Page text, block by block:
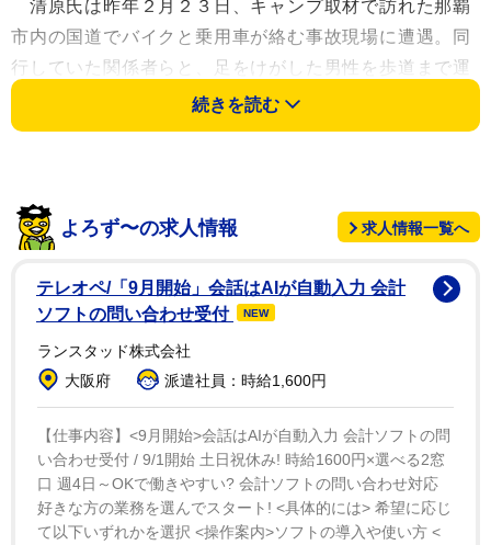
清原氏は昨年２月２３日、キャンプ取材で訪れた那覇
市内の国道でバイクと乗用車が絡む事故現場に遭遇。同
行していた関係者らと、足をけがした男性を歩道まで運
ぶなどの救助活動に協力した。
た男性からの手紙を代読され「心配したけど、回復され
たようでうれしい」といい「まさか自分が警察から表彰
されるとは思わなかった。一番うれしいです」と笑顔を
浮かべた。また「交通安全に努めたい」とも話した。
清原氏は今年も沖縄を訪れ、４日と５日は中日キャン
プを訪問。所轄の那覇署が事故を調査した後、表彰が決
まった。
続きを読む
よろず〜の求人情報 求人情報一覧へ
テレオペ/「9月開始」会話はAIが自動入力 会計
ソフトの問い合わせ受付
NEW
ランスタッド株式会社
大阪府
派遣社員：時給1,600円
【仕事内容】<9月開始>会話はAIが自動入力 会計ソフトの問
い合わせ受付 / 9/1開始 土日祝休み! 時給1600円×選べる2窓
口 週4日～OKで働きやすい? 会計ソフトの問い合わせ対応
好きな方の業務を選んでスタート! <具体的には> 希望に応じ
て以下いずれかを選択 <操作案内>ソフトの導入や使い方 <